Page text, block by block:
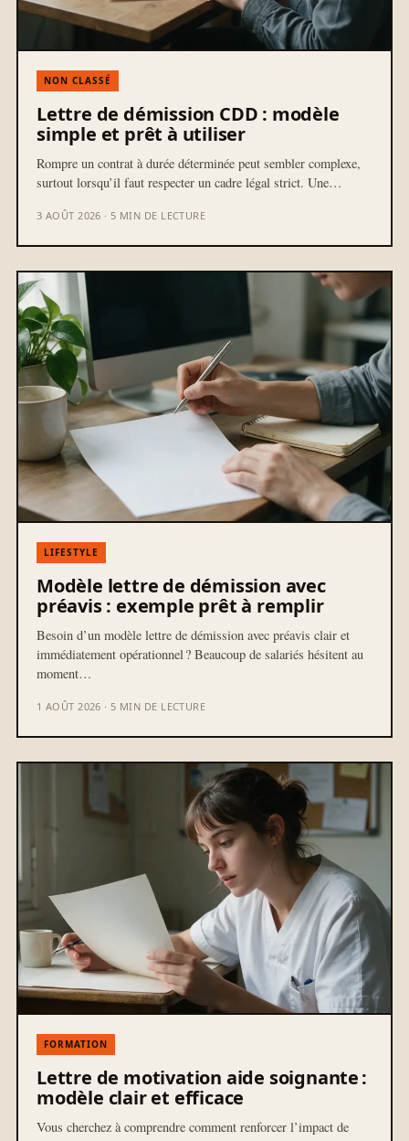
NON CLASSÉ
Lettre de démission CDD : modèle
simple et prêt à utiliser
Rompre un contrat à durée déterminée peut sembler complexe,
surtout lorsqu’il faut respecter un cadre légal strict. Une…
3 AOÛT 2026 · 5 MIN DE LECTURE
LIFESTYLE
Modèle lettre de démission avec
préavis : exemple prêt à remplir
Besoin d’un modèle lettre de démission avec préavis clair et
immédiatement opérationnel ? Beaucoup de salariés hésitent au
moment…
1 AOÛT 2026 · 5 MIN DE LECTURE
FORMATION
Lettre de motivation aide soignante :
modèle clair et efficace
Vous cherchez à comprendre comment renforcer l’impact de